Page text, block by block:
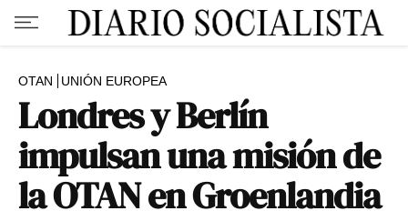
OTAN UNIÓN EUROPEA
Londres y Berlín
impulsan una misión de
la OTAN en Groenlandia